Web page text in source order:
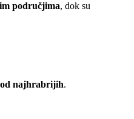
područjima, dok su
najhrabrijih.